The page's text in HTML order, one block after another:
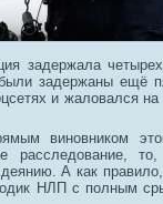
задержала
задержаны ещё
и жаловался на
виновником
расследование,
А как
НЛП с полным